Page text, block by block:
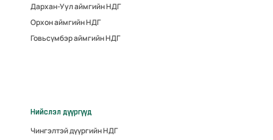
Дархан-Уул аймгийн НДГ
Орхон аймгийн НДГ
Говьсүмбэр аймгийн НДГ
Нийслэл дүүргүүд
Чингэлтэй дүүргийн НДГ